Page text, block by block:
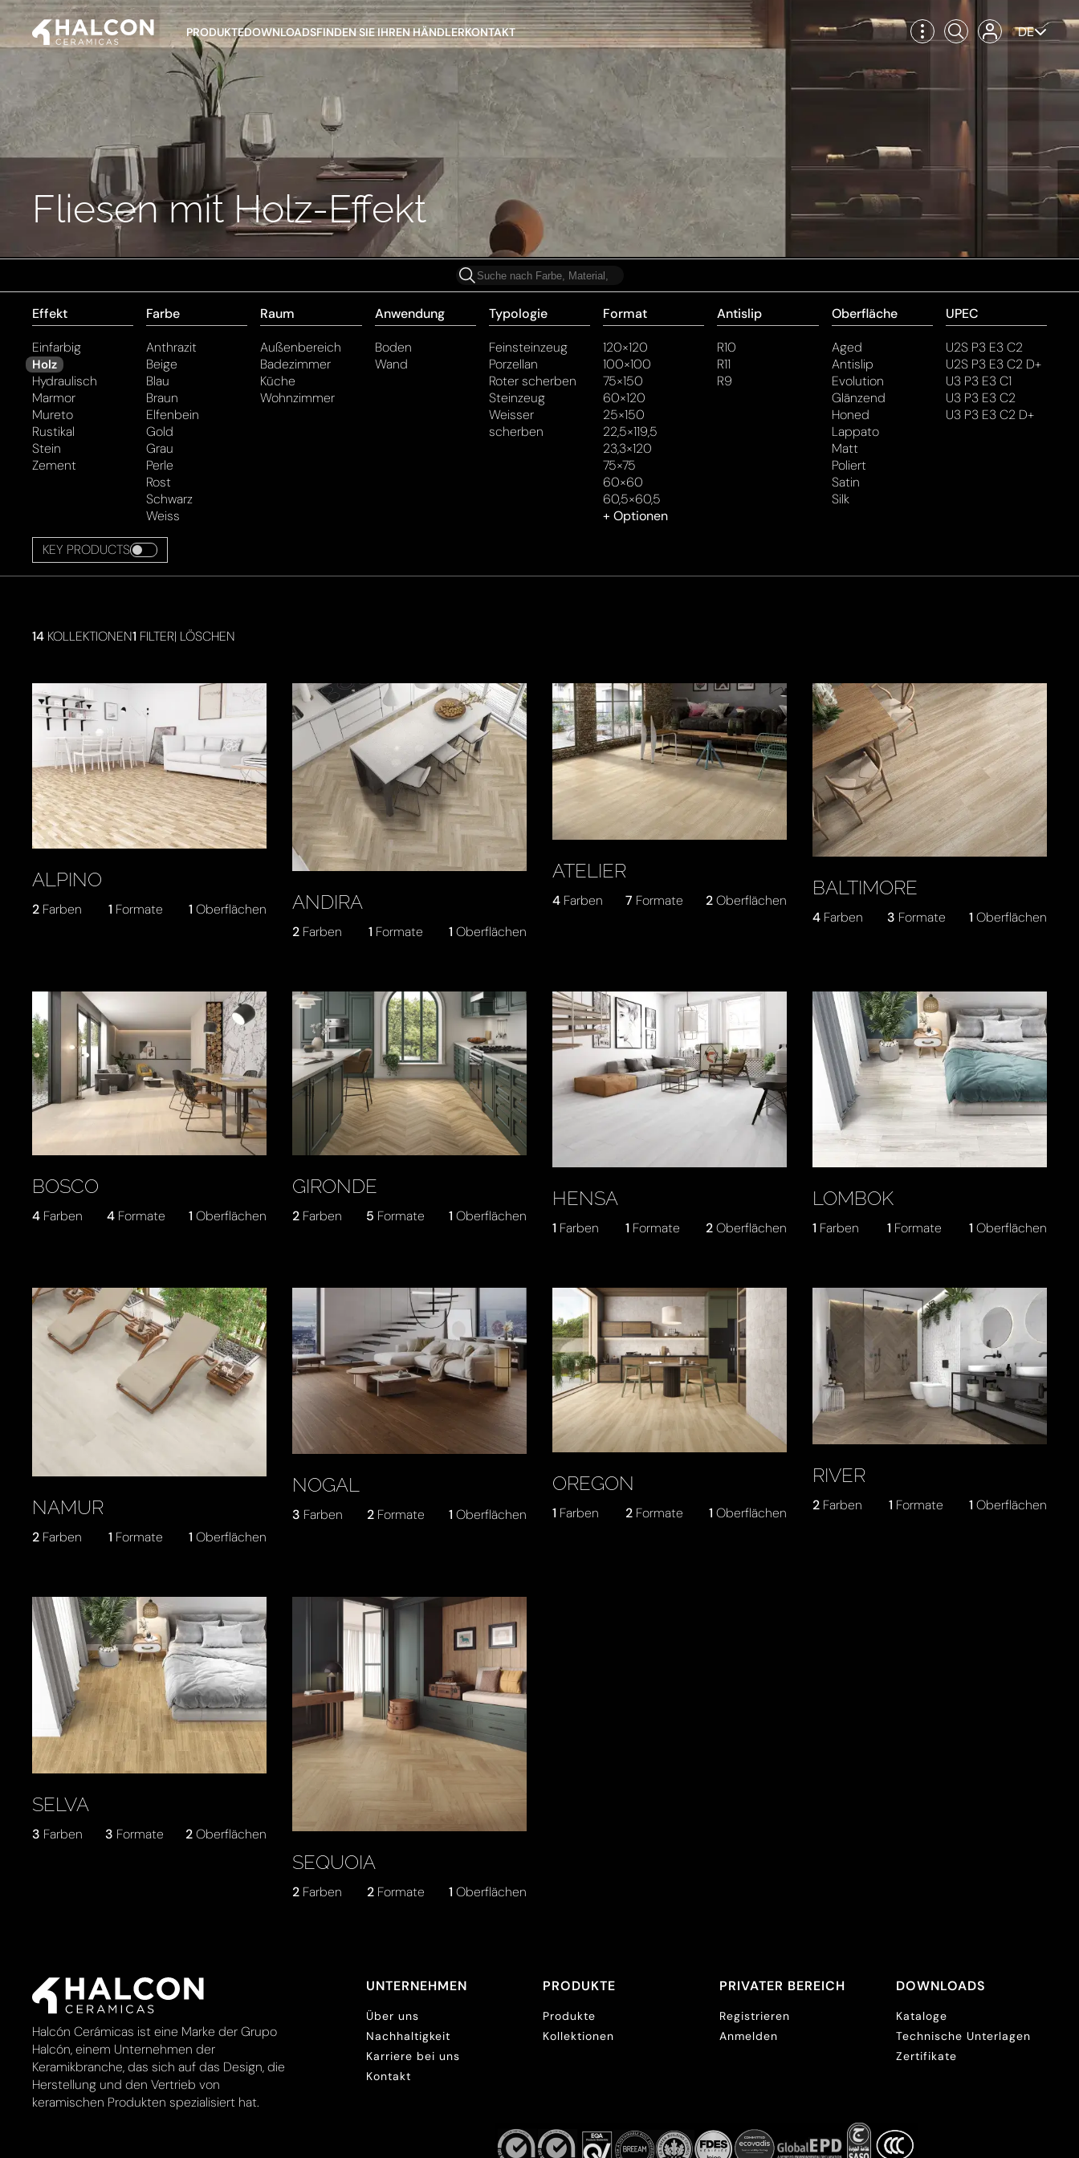
PRODUKTEDOWNLOADSFINDEN SIE IHREN HÄNDLERKONTAKT DE
Fliesen mit Holz-Effekt
Effekt
Einfarbig
Holz
Hydraulisch
Marmor
Mureto
Rustikal
Stein
Zement
Farbe
Anthrazit
Beige
Blau
Braun
Elfenbein
Gold
Grau
Perle
Rost
Schwarz
Weiss
Raum
Außenbereich
Badezimmer
Küche
Wohnzimmer
Anwendung
Boden
Wand
Typologie
Feinsteinzeug
Porzellan
Roter scherben
Steinzeug
Weisser
scherben
Format
120×120
100×100
75×150
60×120
25×150
22,5×119,5
23,3×120
75×75
60×60
60,5×60,5
+ Optionen
Antislip
R10
R11
R9
Oberfläche
Aged
Antislip
Evolution
Glänzend
Honed
Lappato
Matt
Poliert
Satin
Silk
UPEC
U2S P3 E3 C2
U2S P3 E3 C2 D+
U3 P3 E3 C1
U3 P3 E3 C2
U3 P3 E3 C2 D+
KEY PRODUCTS
14 KOLLEKTIONEN1 FILTER| LÖSCHEN
ALPINO
2 Farben 1 Formate 1 Oberflächen ANDIRA
2 Farben 1 Formate 1 Oberflächen
ATELIER
4 Farben 7 Formate 2Oberflächen
BALTIMORE
4 Farben 3 Formate 1 Oberflächen
BOSCO
4 Farben 4 Formate 1 Oberflächen
GIRONDE
2 Farben 5 Formate 1 Oberflächen
HENSA
1 Farben 1 Formate 2Oberflächen
LOMBOK
1 Farben 1 Formate 1 Oberflächen
NAMUR
2 Farben 1 Formate 1 Oberflächen
NOGAL
3 Farben 2 Formate 1 Oberflächen
OREGON
1 Farben 2 Formate 1 Oberflächen
RIVER
2 Farben 1 Formate 1 Oberflächen
SELVA
3 Farben 3 Formate 2Oberflächen
SEQUOIA
2 Farben 2 Formate 1 Oberflächen
Halcón Cerámicas ist eine Marke der Grupo
Halcón, einem Unternehmen der
Keramikbranche, das sich auf das Design, die
Herstellung und den Vertrieb von
keramischen Produkten spezialisiert hat.
UNTERNEHMEN
Über uns
Nachhaltigkeit
Karriere bei uns
Kontakt
PRODUKTE
Produkte
Kollektionen
PRIVATER BEREICH
Registrieren
Anmelden
DOWNLOADS
Kataloge
Technische Unterlagen
Zertifikate